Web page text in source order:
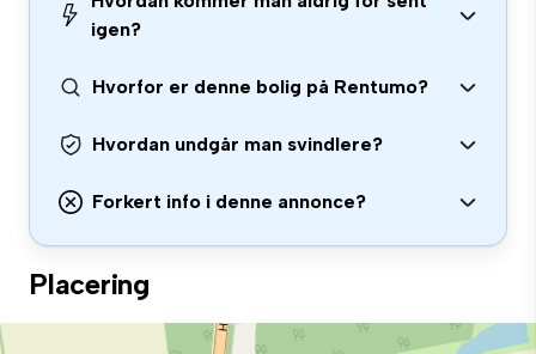
igen?
Hvorfor er denne bolig på Rentumo?
Hvordan undgår man svindlere?
Forkert info i denne annonce?
Placering